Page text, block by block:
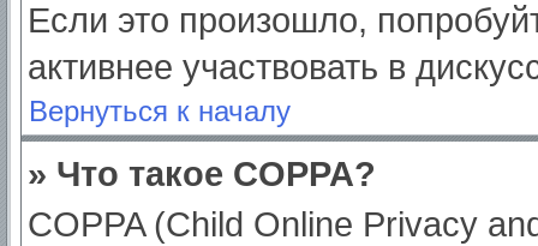
Если это произошло,
активнее участвовать в
Вернуться к началу
» Что такое COPPA?
COPPA (Child Online Privacy